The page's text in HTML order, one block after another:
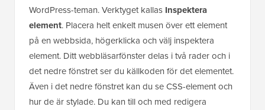
element. Placera helt enkelt musen över ett element
på en webbsida, högerklicka och välj inspektera
element. Ditt webbläsarfönster delas i två rader och i
det nedre fönstret ser du källkoden för det elementet.
Även i det nedre fönstret kan du se CSS-element och
hur de är stylade. Du kan till och med redigera
CSS:en där för teständamål. Det är viktigt att komma